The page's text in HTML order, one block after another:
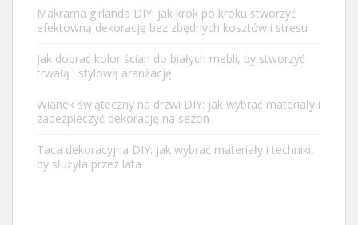
Makrama girlanda DIY: jak krok po kroku stworzyć
efektowną dekorację bez zbędnych kosztów i stresu
Jak dobrać kolor ścian do białych mebli, by stworzyć
trwałą i stylową aranżację
Wianek świąteczny na drzwi DIY: jak wybrać materiały i
zabezpieczyć dekorację na sezon
Taca dekoracyjna DIY: jak wybrać materiały i techniki,
by służyła przez lata